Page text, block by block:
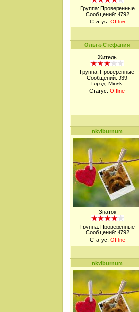
Группа: Проверенные
Сообщений: 4792
Статус: Offline
Ольга-Стефания
Житель
Группа: Проверенные
Сообщений: 939
Город: Minsk
Статус: Offline
nkviburnum
Знаток
Группа: Проверенные
Сообщений: 4792
Статус: Offline
nkviburnum